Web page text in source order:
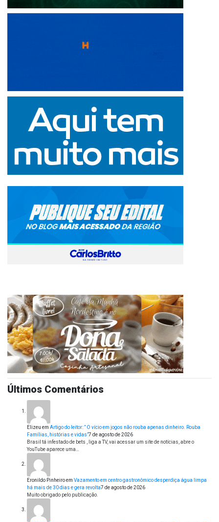
Últimos Comentários
Elizeu em Artigo do leitor: ” O vício em jogos não rouba apenas dinheiro. Rouba
Famílias, histórias e vidas”7 de agosto de 2026
Brasil tá infestado de bets , liga a TV, vai acessar um site de notícias, abre o
YouTube aparece uma…
Eronildo Pinheiroem Vazamento em centro gastronômico desperdiça água limpa
há mais de 30 dias e gera revolta7 de agosto de 2026
Muito obrigado pelo publicação.